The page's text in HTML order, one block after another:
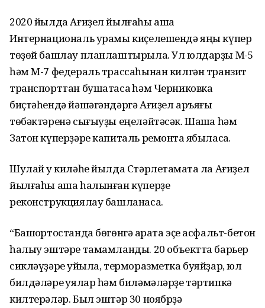
2020 йылда Ағиҙел йылғаһы аша
Интернациональ урамы киҫелешендә яңы күпер
төҙөй башлау планлаштырыла. Ул юлдарҙы М-5
һәм М-7 федераль трассаһынан килгән транзит
транспорттан бушатасаҡ һәм Черниковка
биҫтәһендә йәшәгәндәргә Ағиҙел аръяғы
төбәктәренә сығыуҙы еңеләйтәсәк. Шаҡша һәм
Затон күперҙәре капиталь ремонтҡа ябыласаҡ.
Шулай уҡ киләһе йылда Стәрлетамаҡта ла Ағиҙел
йылғаһы аша һалынған күперҙе
реконструкциялау башланасаҡ.
“Башҡортостанда бөгөнгә ҡарата эҫе асфальт-бетон
һалыу эштәре тамамланды. 20 объектта барьер
сикләүҙәре ҡуйыла, терморазметка буяйҙар, юл
билдәләре ҡуялар һәм биләмәләрҙе тәртипкә
килтерәләр. Был эштәр 30 ноябрҙә